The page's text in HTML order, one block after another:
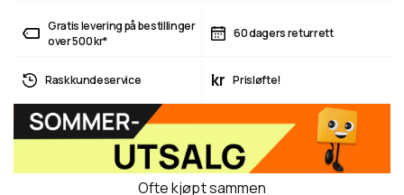
Gratis levering på bestillinger
over 500 kr*
60 dagers returrett
Rask kundeservice kr Prisløfte!
Ofte kjøpt sammen